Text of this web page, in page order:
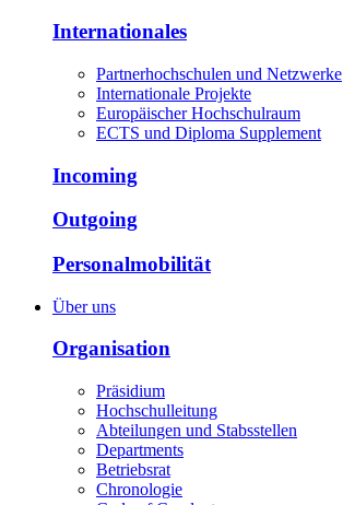
Internationales
Partnerhochschulen und Netzwerke
Internationale Projekte
Europäischer Hochschulraum
ECTS und Diploma Supplement
Incoming
Outgoing
Personalmobilität
Über uns
Organisation
Präsidium
Hochschulleitung
Abteilungen und Stabsstellen
Departments
Betriebsrat
Chronologie